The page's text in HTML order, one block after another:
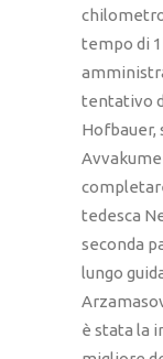
tempo di
tentativo
Hofbauer,
tedesca
seconda
lungo
è stata la